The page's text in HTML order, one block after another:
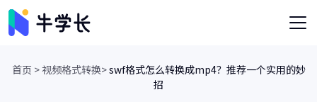
首页 >视频格式转换>swf格式怎么转换成mp4？推荐一个实用的妙
招